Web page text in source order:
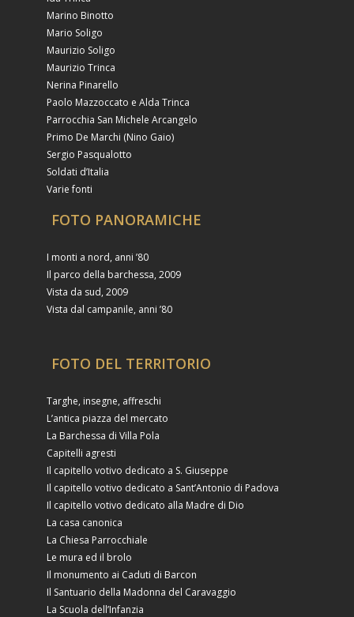
Marino Binotto
Mario Soligo
Maurizio Soligo
Maurizio Trinca
Nerina Pinarello
Paolo Mazzoccato e Alda Trinca
Parrocchia San Michele Arcangelo
Primo De Marchi (Nino Gaio)
Sergio Pasqualotto
Soldati d’Italia
Varie fonti
FOTO PANORAMICHE
I monti a nord, anni ’80
Il parco della barchessa, 2009
Vista da sud, 2009
Vista dal campanile, anni ’80
FOTO DEL TERRITORIO
Targhe, insegne, affreschi
L’antica piazza del mercato
La Barchessa di Villa Pola
Capitelli agresti
Il capitello votivo dedicato a S. Giuseppe
Il capitello votivo dedicato a Sant’Antonio di Padova
Il capitello votivo dedicato alla Madre di Dio
La casa canonica
La Chiesa Parrocchiale
Le mura ed il brolo
Il monumento ai Caduti di Barcon
Il Santuario della Madonna del Caravaggio
La Scuola dell’Infanzia